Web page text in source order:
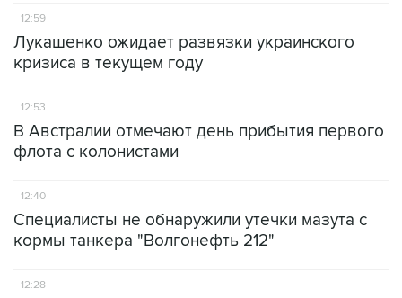
12:59
Лукашенко ожидает развязки украинского
кризиса в текущем году
12:53
В Австралии отмечают день прибытия первого
флота с колонистами
12:40
Специалисты не обнаружили утечки мазута с
кормы танкера "Волгонефть 212"
12:28